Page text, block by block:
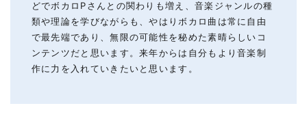
どでボカロPさんとの関わりも増え、音楽ジャンルの種
類や理論を学びながらも、やはりボカロ曲は常に自由
で最先端であり、無限の可能性を秘めた素晴らしいコ
ンテンツだと思います。来年からは自分もより音楽制
作に力を入れていきたいと思います。